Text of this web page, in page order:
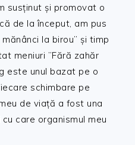
susținut și promovat o
de la început, am pus
la birou” și timp
meniuri ”Fără zahăr
este unul bazat pe o
schimbare pe
de viață a fost una
care organismul meu